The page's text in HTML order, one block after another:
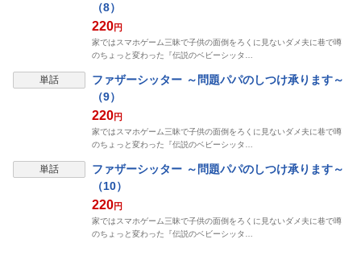
（8）
220円
家ではスマホゲーム三昧で子供の面倒をろくに見ないダメ夫に巷で噂
のちょっと変わった『伝説のベビーシッタ…
単話
ファザーシッター ～問題パパのしつけ承ります～
（9）
220円
家ではスマホゲーム三昧で子供の面倒をろくに見ないダメ夫に巷で噂
のちょっと変わった『伝説のベビーシッタ…
単話
ファザーシッター ～問題パパのしつけ承ります～
（10）
220円
家ではスマホゲーム三昧で子供の面倒をろくに見ないダメ夫に巷で噂
のちょっと変わった『伝説のベビーシッタ…